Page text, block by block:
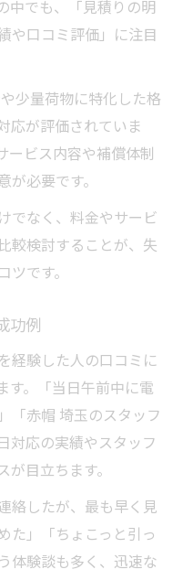
中でも、「見積りの明
や口コミ評価」に注目
少量荷物に特化した格
応が評価されていま
ービス内容や補償体制
必要です。
でなく、料金やサービ
較検討することが、失
です。
功例
経験した人の口コミに
す。「当日午前中に電
「赤帽 埼玉のスタッフ
対応の実績やスタッフ
目立ちます。
絡したが、最も早く見
た」「ちょこっと引っ
体験談も多く、迅速な